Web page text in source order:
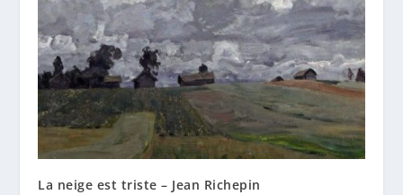
La neige est triste – Jean Richepin